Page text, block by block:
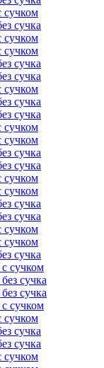
сучка
сучка
сучка
сучка
сучка
сучка
сучка
сучка
сучка
сучка
сучком
сучка
сучка
сучком
сучка
сучка